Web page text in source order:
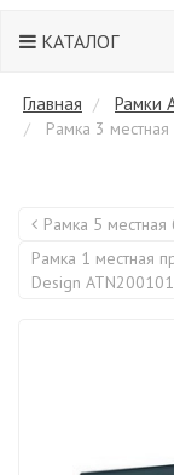
КАТАЛОГ
Главная Рамки
Рамка 3
Рамка 5 местная
Рамка 1 местная
Design ATN200101